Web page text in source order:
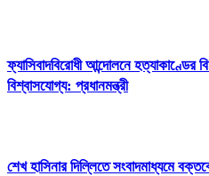
ফ্যাসিবাদবিরোধী আন্দোলনে হত্যাকাণ্ডের
বিশ্বাসযোগ্য: প্রধানমন্ত্রী
শেখ হাসিনার দিল্লিতে সংবাদমাধ্যমে